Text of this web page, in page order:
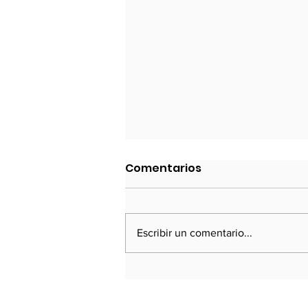
Política Exterior 2023
a afrontar las consecuencias del
golpe de Estado de Castillo
Comentarios
Escribir un comentario...